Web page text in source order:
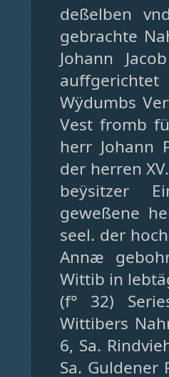
deßelben
gebrachte
Johann
auffgerichtet
Wÿdumbs
Vest fromb
herr Johann
der herren
beÿsitzer
geweßene
seel. der
Annæ
Wittib in
(f° 32)
Wittibers
6, Sa.
Sa. Guldener